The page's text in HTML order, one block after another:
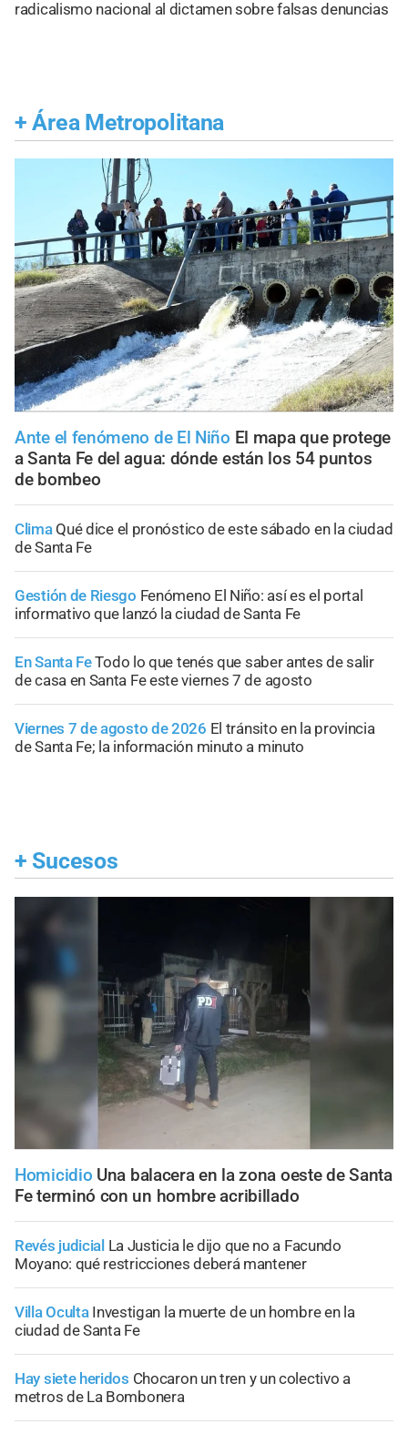
radicalismo nacional al dictamen sobre falsas denuncias
+ Área Metropolitana
Ante el fenómeno de El Niño El mapa que protege
a Santa Fe del agua: dónde están los 54 puntos
de bombeo
Clima Qué dice el pronóstico de este sábado en la ciudad
de Santa Fe
Gestión de Riesgo Fenómeno El Niño: así es el portal
informativo que lanzó la ciudad de Santa Fe
En Santa FeTodo lo que tenés que saber antes de salir
de casa en Santa Fe este viernes 7 de agosto
Viernes 7 de agosto de 2026 El tránsito en la provincia
de Santa Fe; la información minuto a minuto
+ Sucesos
Homicidio Una balacera en la zona oeste de Santa
Fe terminó con un hombre acribillado
Revés judicial La Justicia le dijo que no a Facundo
Moyano: qué restricciones deberá mantener
Villa Oculta Investigan la muerte de un hombre en la
ciudad de Santa Fe
Hay siete heridos Chocaron un tren y un colectivo a
metros de La Bombonera